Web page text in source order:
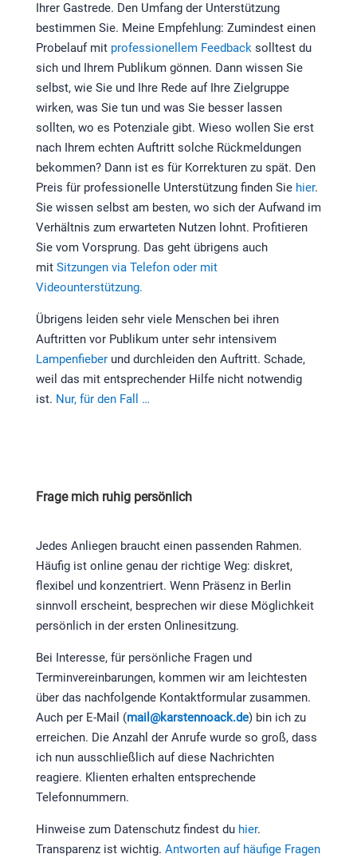
Ihrer Gastrede. Den Umfang der Unterstützung
bestimmen Sie. Meine Empfehlung: Zumindest einen
Probelauf mit professionellem Feedbacksolltest du
sich und Ihrem Publikum gönnen. Dann wissen Sie
selbst, wie Sie und Ihre Rede auf Ihre Zielgruppe
wirken, was Sie tun und was Sie besser lassen
sollten, wo es Potenziale gibt. Wieso wollen Sie erst
nach Ihrem echten Auftritt solche Rückmeldungen
bekommen? Dann ist es für Korrekturen zu spät. Den
Preis für professionelle Unterstützung finden Sie hier.
Sie wissen selbst am besten, wo sich der Aufwand im
Verhältnis zum erwarteten Nutzen lohnt. Profitieren
Sie vom Vorsprung. Das geht übrigens auch
mit Sitzungen via Telefon oder mit
Videounterstützung.
Übrigens leiden sehr viele Menschen bei ihren
Auftritten vor Publikum unter sehr intensivem
Lampenfieberund durchleiden den Auftritt. Schade,
weil das mit entsprechender Hilfe nicht notwendig
ist. Nur, für den Fall …
Frage mich ruhig persönlich
Jedes Anliegen braucht einen passenden Rahmen.
Häufig ist online genau der richtige Weg: diskret,
flexibel und konzentriert. Wenn Präsenz in Berlin
sinnvoll erscheint, besprechen wir diese Möglichkeit
persönlich in der ersten Onlinesitzung.
Bei Interesse, für persönliche Fragen und
Terminvereinbarungen, kommen wir am leichtesten
über das nachfolgende Kontaktformular zusammen.
Auch per E-Mail (mail@karstennoack.de) bin ich zu
erreichen. Die Anzahl der Anrufe wurde so groß, dass
ich nun ausschließlich auf diese Nachrichten
reagiere. Klienten erhalten entsprechende
Telefonnummern.
Hinweise zum Datenschutz findest du hier.
Transparenz ist wichtig. Antworten auf häufige Fragen